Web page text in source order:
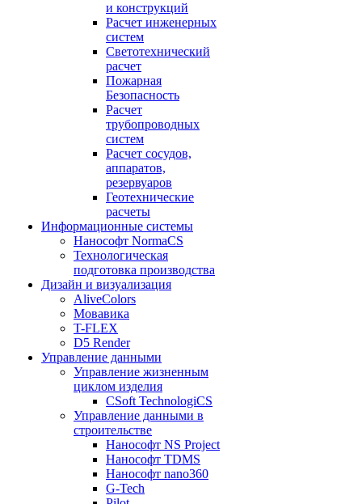
и конструкций
Расчет инженерных
систем
Светотехнический
расчет
Пожарная
Безопасность
Расчет
трубопроводных
систем
Расчет сосудов,
аппаратов,
резервуаров
Геотехнические
расчеты
Информационные системы
Нанософт NormaCS
Технологическая
подготовка производства
Дизайн и визуализация
AliveColors
Мовавика
T-FLEX
D5 Render
Управление данными
Управление жизненным
циклом изделия
CSoft TechnologiCS
Управление данными в
строительстве
Нанософт NS Project
Нанософт TDMS
Нанософт nano360
G-Tech